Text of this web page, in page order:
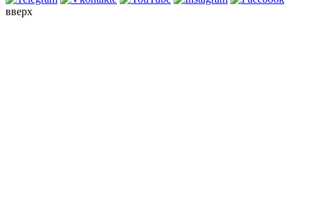
вверх